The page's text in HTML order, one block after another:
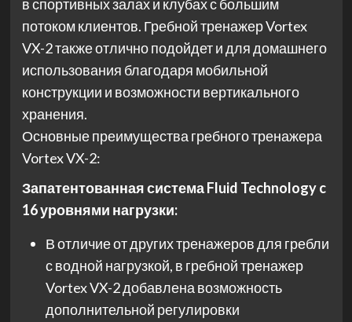
в спортивных залах и клубах с большим
потоком клиентов. Гребной тренажер Vortex
VX-2 также отлично подойдет и для домашнего
использования благодаря мобильной
конструкции и возможности вертикального
хранения.
Основные преимущества гребного тренажера
Vortex VX-2:
Запатентованная система Fluid Technology c
16 уровнями нагрузки:
В отличие от других тренажеров для гребли
с водной нагрузкой, в гребной тренажер
Vortex VX-2 добавлена возможность
дополнительной регулировки